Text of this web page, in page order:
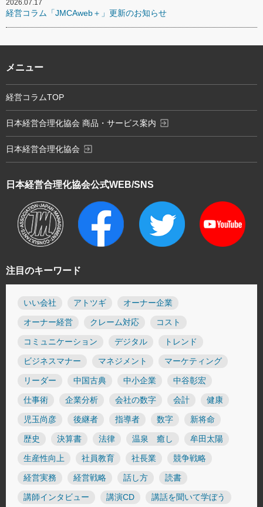
2026.07.17
経営コラム「JMCAweb＋」更新のお知らせ
注目のキーワード
いい会社 アトツギ オーナー企業
オーナー経営 クレーム対応 コスト
コミュニケーション デジタル トレンド
ビジネスマナー マネジメント マーケティング
リーダー 中国古典 中小企業 中谷彰宏
仕事術 企業分析 会社の数字 会計 健康
児玉尚彦 後継者 指導者 数字 新将命
歴史 決算書 法律 温泉 癒し 牟田太陽
生産性向上 社員教育 社長業 競争戦略
経営実務 経営戦略 話し方 読書
講師インタビュー 講演CD 講話を聞いて学ぼう
日本経営合理化協会公式WEB/SNS
メニュー
経営コラムTOP
日本経営合理化協会 商品・サービス案内 exit_to_app
日本経営合理化協会 exit_to_app